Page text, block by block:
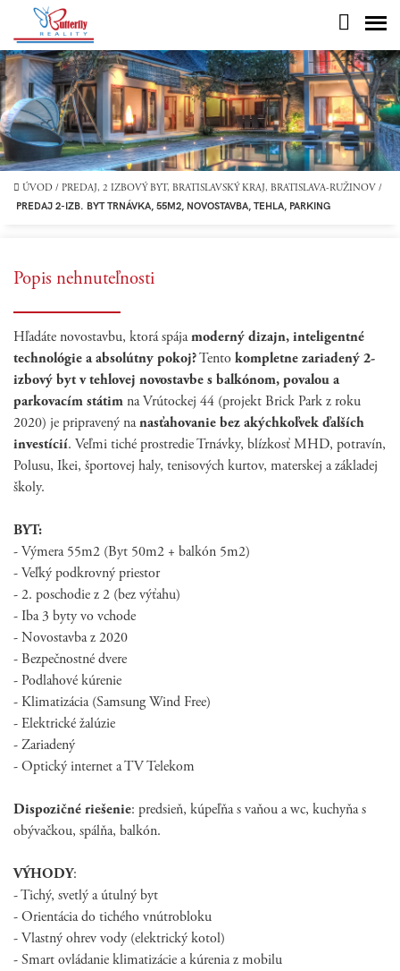
ÚVOD / PREDAJ, 2 IZBOVÝ BYT, BRATISLAVSKÝ KRAJ, BRATISLAVA-RUŽINOV /
PREDAJ 2-IZB. BYT TRNÁVKA, 55M2, NOVOSTAVBA, TEHLA, PARKING
Popis nehnuteľnosti
Hľadáte novostavbu, ktorá spájamoderný dizajn, inteligentné
technológie a absolútny pokoj?Tento kompletne zariadený 2-
izbový byt v tehlovej novostavbe s balkónom, povalou a
parkovacím státim na Vrútockej 44 (projekt Brick Park z roku
2020) je pripravený nanasťahovanie bez akýchkoľvek ďalších
investícií. Veľmi tiché prostredie Trnávky, blízkosť MHD, potravín,
Polusu, Ikei, športovej haly, tenisových kurtov, materskej a základej
školy.
BYT:
- Výmera 55m2 (Byt 50m2 + balkón 5m2)
- Veľký podkrovný priestor
- 2. poschodie z 2 (bez výťahu)
- Iba 3 byty vo vchode
- Novostavba z 2020
- Bezpečnostné dvere
- Podlahové kúrenie
- Klimatizácia (Samsung Wind Free)
- Elektrické žalúzie
- Zariadený
- Optický internet a TV Telekom
Dispozičné riešenie: predsieň, kúpeľňa s vaňou a wc, kuchyňa s
obývačkou, spálňa, balkón.
VÝHODY:
- Tichý, svetlý a útulný byt
- Orientácia do tichého vnútrobloku
- Vlastný ohrev vody (elektrický kotol)
- Smart ovládanie klimatizácie a kúrenia z mobilu